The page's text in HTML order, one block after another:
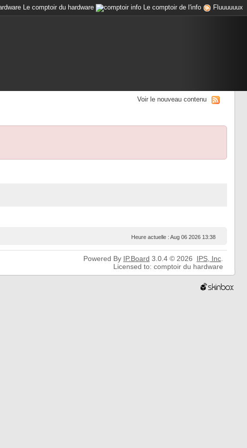
Le comptoir du hardware Le comptoir de l'info Fluuuuuux
Voir le nouveau contenu
Heure actuelle : Aug 06 2026 13:38
Powered By IP.Board 3.0.4 © 2026 IPS, Inc.
Licensed to: comptoir du hardware